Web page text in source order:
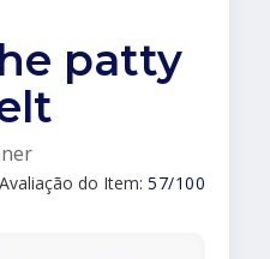
patty
Avaliação do Item: 57/100